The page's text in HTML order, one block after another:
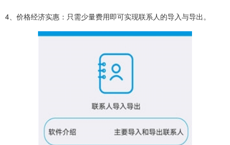
4、价格经济实惠：只需少量费用即可实现联系人的导入与导出。